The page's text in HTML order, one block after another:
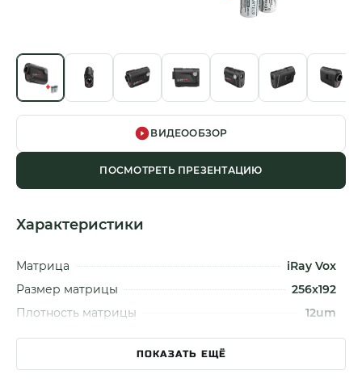
ВИДЕООБЗОР
ПОСМОТРЕТЬ ПРЕЗЕНТАЦИЮ
Характеристики
Матрица
iRay Vox
Размер матрицы
256x192
Плотность матрицы
12um
Размер объектива
9мм
ПОКАЗАТЬ ЕЩЁ